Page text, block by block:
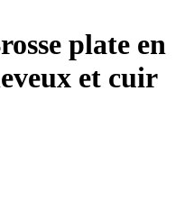
plate en
et cuir